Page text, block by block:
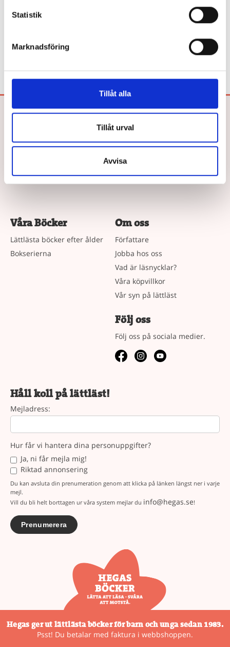
Statistik
Marknadsföring
Tillåt alla
Tillåt urval
Avvisa
böcker hos Adlibris, Bokus eller Läromedia. Spel och Flugo-
Mejla oss!
Bokförlaget Hegas AB
252 21 HELSINGBORG
Våra Böcker
Lättlästa böcker efter ålder
Bokserierna
Om oss
Författare
Jobba hos oss
Vad är läsnycklar?
Våra köpvillkor
Vår syn på lättläst
Följ oss
Följ oss på sociala medier.
Håll koll på lättläst!
Mejladress:
Hur får vi hantera dina personuppgifter?
Ja, ni får mejla mig!
Riktad annonsering
Du kan avsluta din prenumeration genom att klicka på länken längst ner i varje
mejl.
Vill du bli helt borttagen ur våra system mejlar du info@hegas.se!
Hegas ger ut lättlästa böcker för barn och unga sedan 1983.
Psst! Du betalar med faktura i webbshoppen.